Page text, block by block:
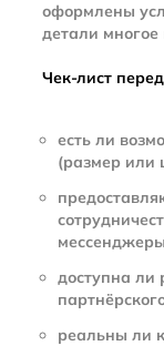
оформлены
детали многое
Чек-лист
есть ли
(размер или
доступна ли
реальны ли